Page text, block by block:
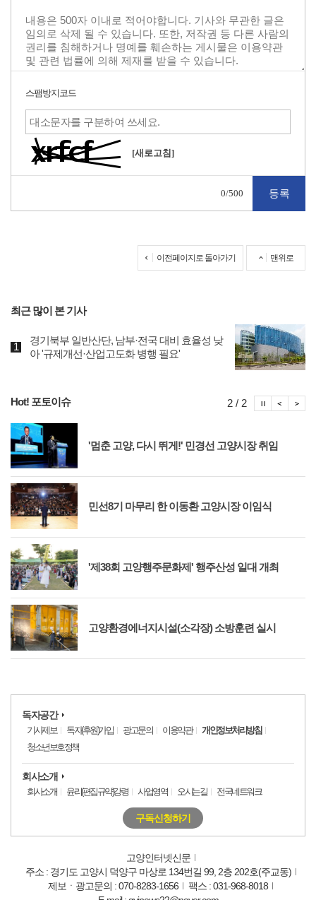
스팸방지코드
[새로고침]
0/500
이전페이지로 돌아가기 맨위로
최근 많이 본 기사
경기북부 일반산단, 남부·전국 대비 효율성 낮
아 '규제개선·산업고도화 병행 필요'
Hot! 포토이슈
'멈춘 고양, 다시 뛰게!' 민경선 고양시장 취임
민선8기 마무리 한 이동환 고양시장 이임식
'제38회 고양행주문화제' 행주산성 일대 개최
고양환경에너지시설(소각장) 소방훈련 실시
2 / 2 포
포토이
독자공간
기사제보 독자(후원)가입 광고문의 이용약관
개인정보처리방침
청소년보호정책
회사소개
회사소개 윤리(편집규약)강령 사업영역 오시는길 전국네트워크
구독신청하기
고양인터넷신문
주소 : 경기도 고양시 덕양구 마상로 134번길 99, 2층 202호(주교동)
제보ㆍ광고문의 : 070-8283-1656
팩스 : 031-968-8018